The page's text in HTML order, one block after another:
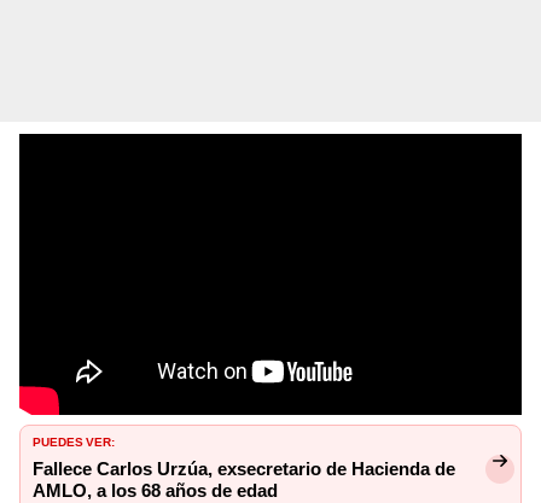
PUEDES VER:
Fallece Carlos Urzúa, exsecretario de Hacienda de
AMLO, a los 68 años de edad